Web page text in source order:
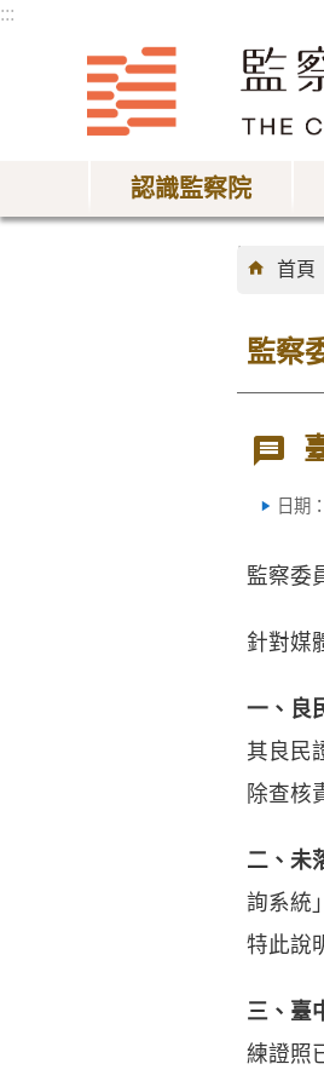
:::
認識監察院
:::
首頁
監察
日期
監察委
針對媒
一、良
其良民
除查核
二、未
詢系統
特此說
三、臺
練證照